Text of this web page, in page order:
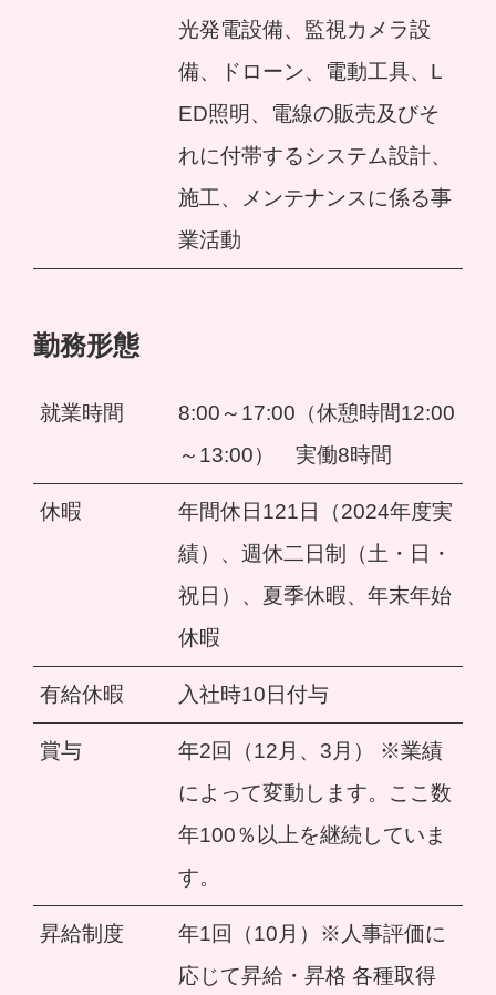
光発電設備、監視カメラ設
備、ドローン、電動工具、L
ED照明、電線の販売及びそ
れに付帯するシステム設計、
施工、メンテナンスに係る事
業活動
勤務形態
就業時間
8:00～17:00（休憩時間12:00
～13:00） 実働8時間
休暇
年間休日121日（2024年度実
績）、週休二日制（土・日・
祝日）、夏季休暇、年末年始
休暇
有給休暇 入社時10日付与
賞与
年2回（12月、3月） ※業績
によって変動します。ここ数
年100％以上を継続していま
す。
昇給制度
年1回（10月）※人事評価に
応じて昇給・昇格 各種取得